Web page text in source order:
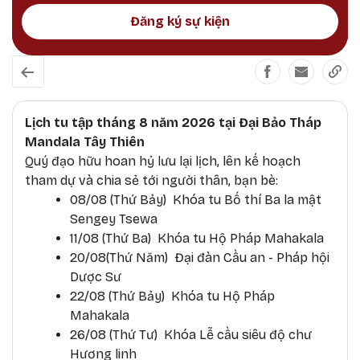
Đăng ký sự kiện
Lịch tu tập tháng 8 năm 2026 tại Đại Bảo Tháp
Mandala Tây Thiên
Quý đạo hữu hoan hỷ lưu lại lịch, lên kế hoạch
tham dự và chia sẻ tới người thân, bạn bè:
08/08 (Thứ Bảy) Khóa tu Bố thí Ba la mật
Sengey Tsewa
11/08 (Thứ Ba) Khóa tu Hộ Pháp Mahakala
20/08(Thứ Năm) Đại đàn Cầu an - Pháp hội
Dược Sư
22/08 (Thứ Bảy) Khóa tu Hộ Pháp
Mahakala
26/08 (Thứ Tư) Khóa Lễ cầu siêu độ chư
Hương linh